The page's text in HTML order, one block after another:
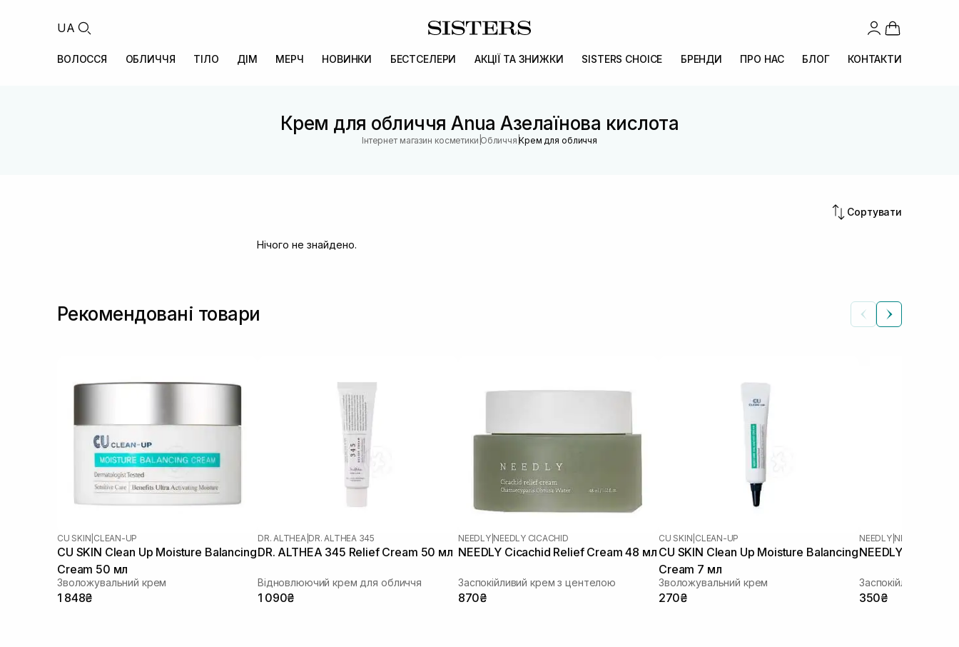
UA
ВОЛОССЯ ОБЛИЧЧЯ ТІЛО ДІМ МЕРЧ НОВИНКИ БЕСТСЕЛЕРИ АКЦІЇ ТА ЗНИЖКИ SISTERS CHOICE БРЕНДИ ПРО НАС БЛОГ КОНТАКТИ
Крем для обличчя Anua Азелаїнова кислота
Інтернет магазин косметики |Обличчя |Крем для обличчя
Сортувати
Нічого не знайдено.
Рекомендовані товари
CU SKIN CLEAN-UP
CU SKIN Clean Up Moisture Balancing
Cream 50 мл
Зволожувальний крем
1 848₴
DR. ALTHEA DR. ALTHEA 345
DR. ALTHEA 345 Relief Cream 50 мл
Відновлюючий крем для обличчя
1 090₴
NEEDLY| NEEDLY CICACHID
NEEDLY Cicachid Relief Cream 48 мл
Заспокійливий крем з центелою
870₴
CU SKIN CLEAN-UP
CU SKIN Clean Up Moisture Balancing
Cream 7 мл
Зволожувальний крем
270₴
NEEDLY| NEEDLY
NEEDLY
Заспокійливий
350₴